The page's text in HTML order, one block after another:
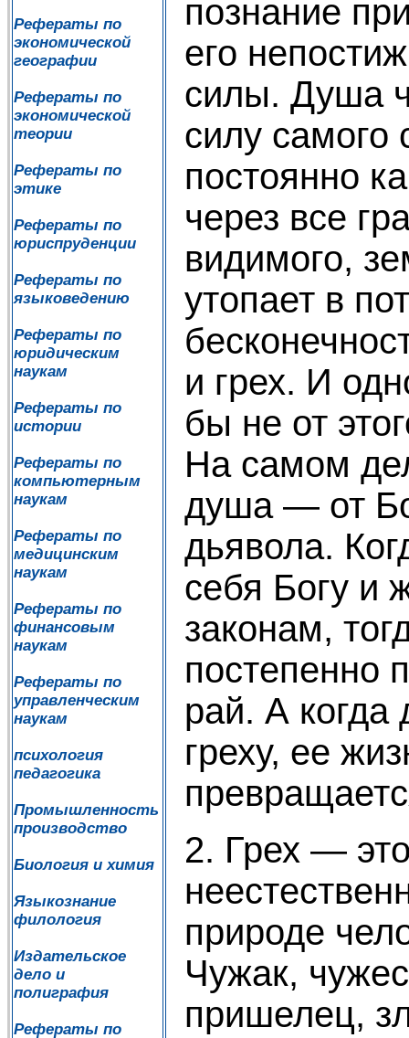
Рефераты по
экономической
географии
Рефераты по
экономической
теории
Рефераты по
этике
Рефераты по
юриспруденции
Рефераты по
языковедению
Рефераты по
юридическим
наукам
Рефераты по
истории
Рефераты по
компьютерным
наукам
Рефераты по
медицинским
наукам
Рефераты по
финансовым
наукам
Рефераты по
управленческим
наукам
психология
педагогика
Промышленность
производство
Биология и химия
Языкознание
филология
Издательское
дело и
полиграфия
Рефераты по
познание
его
силы. Душа
силу самого
постоянно
через все
видимого,
утопает в
и грех. И
бы не от
На самом
душа — от
дьявола.
себя Богу и
законам,
постепенно
рай. А когда
греху, ее
2. Грех —
природе
Чужак,
пришелец,